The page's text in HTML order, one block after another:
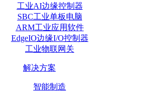
工业AI边缘控制器
SBC工业单板电脑
ARM工业应用软件
EdgeIO边缘I/O控制器
工业物联网关
解决方案
智能制造